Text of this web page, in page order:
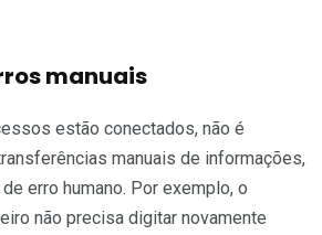
manuais
estão conectados, não é
manuais de informações,
erro humano. Por exemplo, o
não precisa digitar novamente